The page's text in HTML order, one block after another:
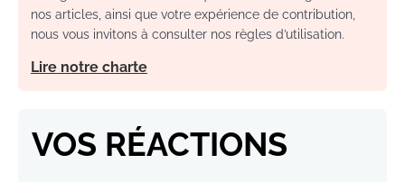
nos articles, ainsi que votre expérience de contribution,
nous vous invitons à consulter nos règles d’utilisation.
Lire notre charte
VOS RÉACTIONS